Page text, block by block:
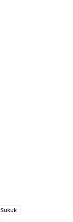
Sukuk